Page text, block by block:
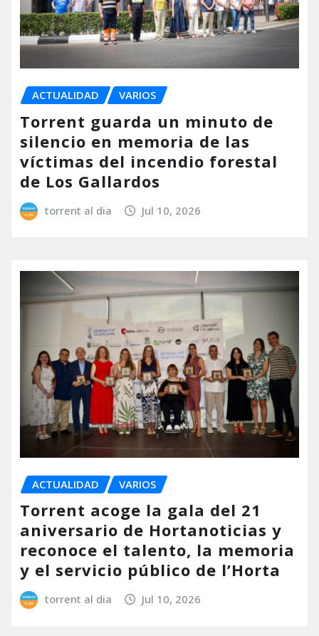
ACTUALIDAD VARIOS
Torrent guarda un minuto de
silencio en memoria de las
víctimas del incendio forestal
de Los Gallardos
torrent al dia Jul 10, 2026
ACTUALIDAD VARIOS
Torrent acoge la gala del 21
aniversario de Hortanoticias y
reconoce el talento, la memoria
y el servicio público de l’Horta
torrent al dia Jul 10, 2026